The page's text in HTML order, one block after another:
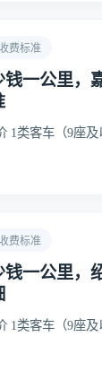
费标准
一公里，
1类客车（9座及
费标准
一公里，
1类客车（9座及